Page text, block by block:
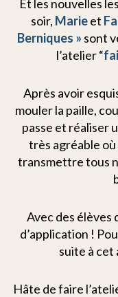
Et les nouvelles
soir, Marieet
Berniques » sont
l’atelier “
Après avoir
mouler la paille,
passe et réaliser
très agréable
transmettre tous
Avec des élèves
d’application !
suite à cet
Hâte de faire